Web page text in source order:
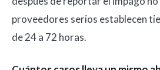
proveedores serios establecen
de 24 a 72 horas.